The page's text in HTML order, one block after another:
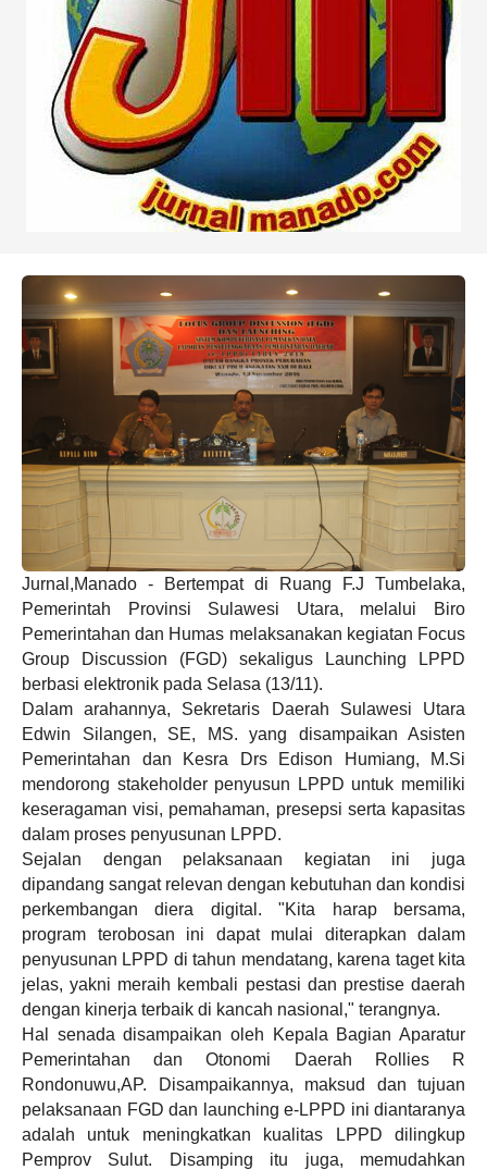
Jurnal,Manado - Bertempat di Ruang F.J Tumbelaka,
Pemerintah Provinsi Sulawesi Utara, melalui Biro
Pemerintahan dan Humas melaksanakan kegiatan Focus
Group Discussion (FGD) sekaligus Launching LPPD
berbasi elektronik pada Selasa (13/11).
Dalam arahannya, Sekretaris Daerah Sulawesi Utara
Edwin Silangen, SE, MS. yang disampaikan Asisten
Pemerintahan dan Kesra Drs Edison Humiang, M.Si
mendorong stakeholder penyusun LPPD untuk memiliki
keseragaman visi, pemahaman, presepsi serta kapasitas
dalam proses penyusunan LPPD.
Sejalan dengan pelaksanaan kegiatan ini juga
dipandang sangat relevan dengan kebutuhan dan kondisi
perkembangan diera digital. "Kita harap bersama,
program terobosan ini dapat mulai diterapkan dalam
penyusunan LPPD di tahun mendatang, karena taget kita
jelas, yakni meraih kembali pestasi dan prestise daerah
dengan kinerja terbaik di kancah nasional," terangnya.
Hal senada disampaikan oleh Kepala Bagian Aparatur
Pemerintahan dan Otonomi Daerah Rollies R
Rondonuwu,AP. Disampaikannya, maksud dan tujuan
pelaksanaan FGD dan launching e-LPPD ini diantaranya
adalah untuk meningkatkan kualitas LPPD dilingkup
Pemprov Sulut. Disamping itu juga, memudahkan